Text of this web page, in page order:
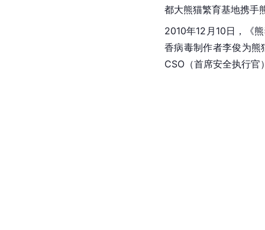
都大熊猫繁育基地携手
2010年12月10日，《
香病毒制作者李俊为熊
CSO（首席安全执行官